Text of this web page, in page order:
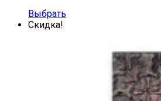
Выбрать
Скидка!